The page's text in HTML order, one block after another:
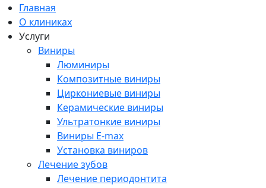
Главная
О клиниках
Услуги
Виниры
Люминиры
Композитные виниры
Циркониевые виниры
Керамические виниры
Ультратонкие виниры
Виниры E-max
Установка виниров
Лечение зубов
Лечение периодонтита